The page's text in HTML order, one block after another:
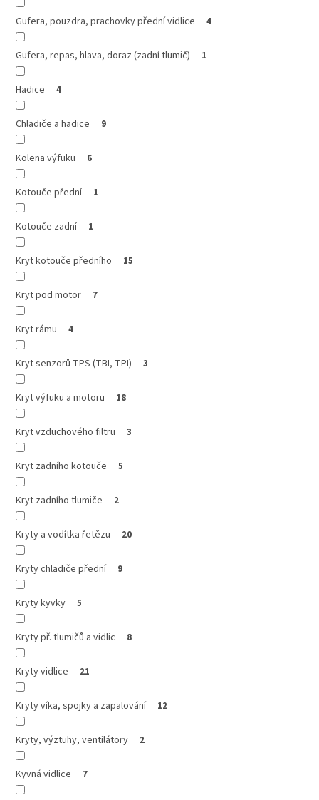
Gufera, pouzdra, prachovky přední vidlice 4
Gufera, repas, hlava, doraz (zadní tlumič) 1
Hadice 4
Chladiče a hadice 9
Kolena výfuku 6
Kotouče přední 1
Kotouče zadní 1
Kryt kotouče předního 15
Kryt pod motor 7
Kryt rámu 4
Kryt senzorů TPS (TBI, TPI) 3
Kryt výfuku a motoru 18
Kryt vzduchového filtru 3
Kryt zadního kotouče 5
Kryt zadního tlumiče 2
Kryty a vodítka řetězu 20
Kryty chladiče přední 9
Kryty kyvky 5
Kryty př. tlumičů a vidlic 8
Kryty vidlice 21
Kryty víka, spojky a zapalování 12
Kryty, výztuhy, ventilátory 2
Kyvná vidlice 7